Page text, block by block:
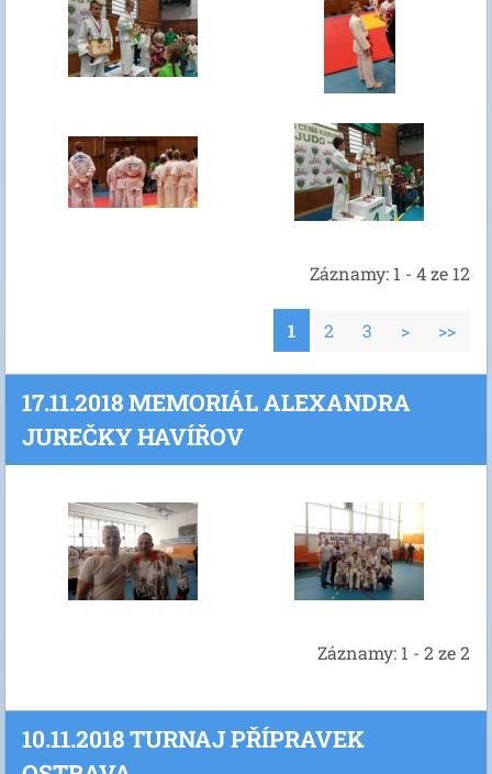
Záznamy: 1 - 4 ze 12
1 2 3 > >>
17.11.2018 MEMORIÁL ALEXANDRA
JUREČKY HAVÍŘOV
Záznamy: 1 - 2 ze 2
10.11.2018 TURNAJ PŘÍPRAVEK